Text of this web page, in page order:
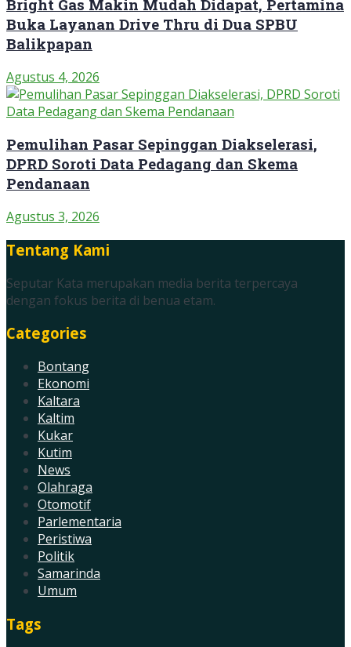
Bright Gas Makin Mudah Didapat, Pertamina
Buka Layanan Drive Thru di Dua SPBU
Balikpapan
Agustus 4, 2026
Pemulihan Pasar Sepinggan Diakselerasi,
DPRD Soroti Data Pedagang dan Skema
Pendanaan
Agustus 3, 2026
Tentang Kami
Seputar Kata merupakan media berita terpercaya
dengan fokus berita di benua etam.
Categories
Bontang
Ekonomi
Kaltara
Kaltim
Kukar
Kutim
News
Olahraga
Otomotif
Parlementaria
Peristiwa
Politik
Samarinda
Umum
Tags